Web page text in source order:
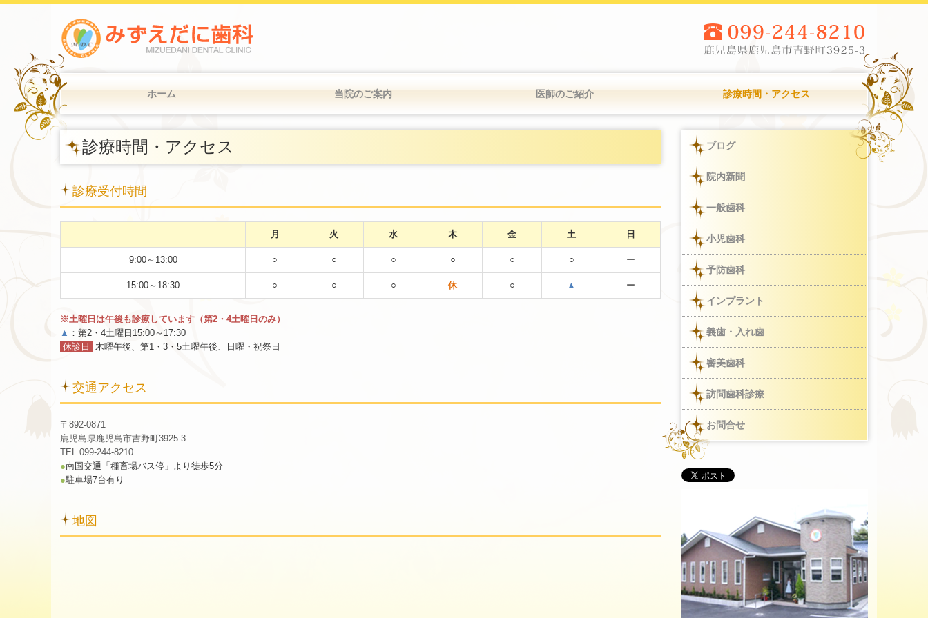
ホーム 当院のご案内 医師のご紹介 診療時間・アクセス
診療時間・アクセス
診療受付時間
月 火 水 木 金 土 日
9:00～13:00 ○ ○ ○ ○ ○ ○ ー
15:00～18:30 ○ ○ ○ 休 ○ ▲ ー
※土曜日は午後も診療しています（第2・4土曜日のみ）
▲ ：第2・4土曜日15:00～17:30
休診日
木曜午後、第1・3・5土曜午後、日曜・祝祭日
交通アクセス
〒892-0871
鹿児島県鹿児島市吉野町3925-3
TEL.099-244-8210
●南国交通「種畜場バス停」より徒歩5分
●駐車場7台有り
地図
ブログ
院内新聞
一般歯科
小児歯科
予防歯科
インプラント
義歯・入れ歯
審美歯科
訪問歯科診療
お問合せ